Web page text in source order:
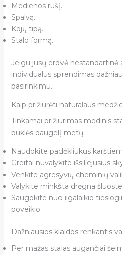
Medienos rūšį.
Spalvą.
Kojų tipą.
Stalo formą.
Jeigu jūsų erdvė nestandartinė
individualus sprendimas
pasirinkimu.
Kaip prižiūrėti natūralaus
Tinkamai prižiūrimas medinis
būklės daugelį metų.
Naudokite padėkliukus
Greitai nuvalykite išsiliejusius
Venkite agresyvių cheminių
Valykite minkšta drėgna
Saugokite nuo ilgalaikio
poveikio.
Dažniausios klaidos renkantis
Per mažas stalas augančiai